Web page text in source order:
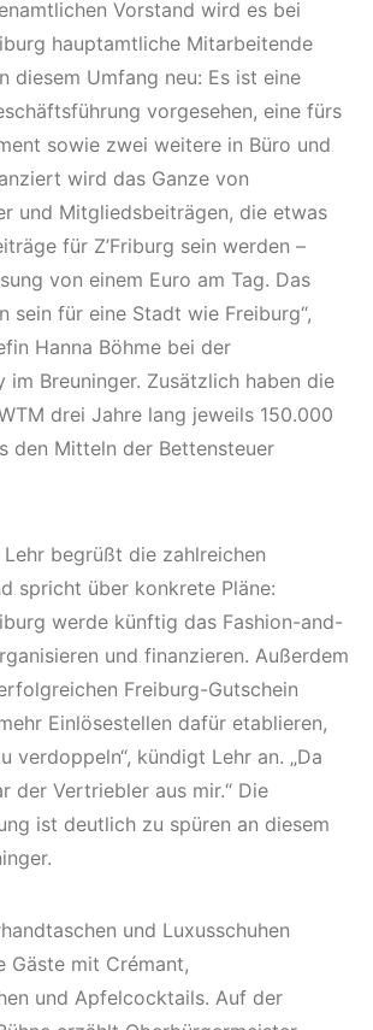
Vorstand wird es bei
hauptamtliche Mitarbeitende
diesem Umfang neu: Es ist eine
vorgesehen, eine fürs
sowie zwei weitere in Büro und
wird das Ganze von
und Mitgliedsbeiträgen, die etwas
für Z’Friburg sein werden –
von einem Euro am Tag. Das
sein für eine Stadt wie Freiburg“,
Hanna Böhme bei der
im Breuninger. Zusätzlich haben die
drei Jahre lang jeweils 150.000
den Mitteln der Bettensteuer
begrüßt die zahlreichen
spricht über konkrete Pläne:
werde künftig das Fashion-and-
und finanzieren. Außerdem
Freiburg-Gutschein
Einlösestellen dafür etablieren,
verdoppeln“, kündigt Lehr an. „Da
der Vertriebler aus mir.“ Die
ist deutlich zu spüren an diesem
und Luxusschuhen
Gäste mit Crémant,
und Apfelcocktails. Auf der